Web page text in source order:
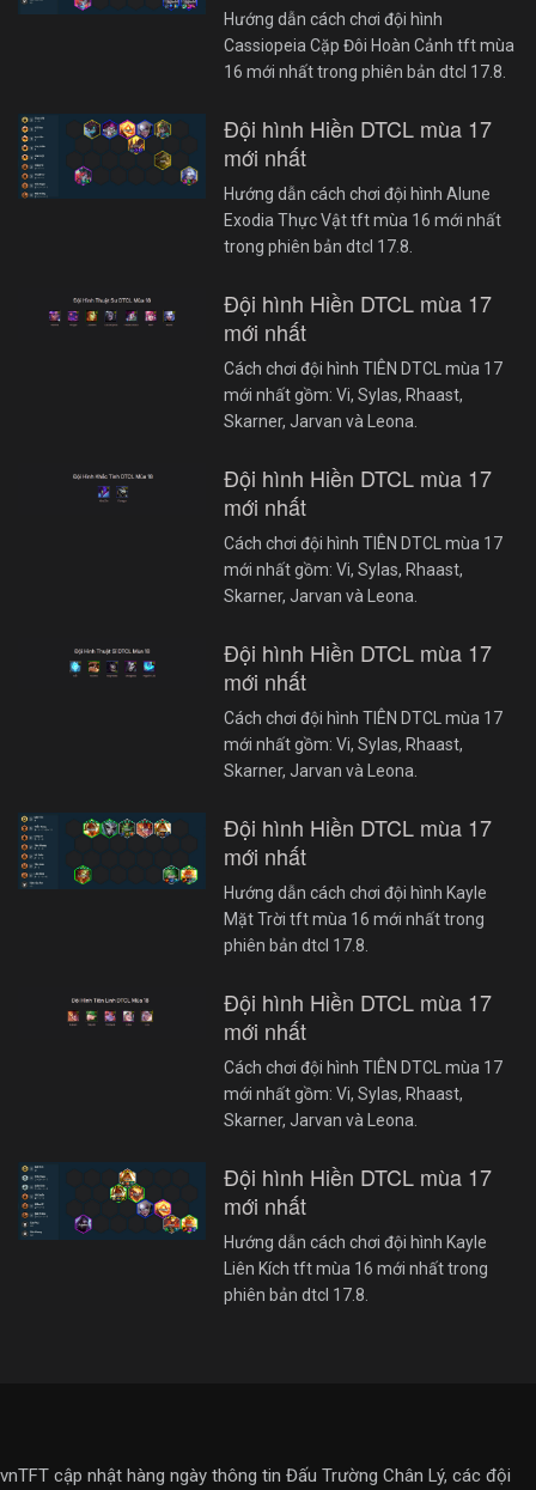
Hướng dẫn cách chơi đội hình
Cassiopeia Cặp Đôi Hoàn Cảnh tft mùa
16 mới nhất trong phiên bản dtcl 17.8.
Đội hình Hiền DTCL mùa 17
mới nhất
Hướng dẫn cách chơi đội hình Alune
Exodia Thực Vật tft mùa 16 mới nhất
trong phiên bản dtcl 17.8.
Đội hình Hiền DTCL mùa 17
mới nhất
Cách chơi đội hình TIÊN DTCL mùa 17
mới nhất gồm: Vi, Sylas, Rhaast,
Skarner, Jarvan và Leona.
Đội hình Hiền DTCL mùa 17
mới nhất
Cách chơi đội hình TIÊN DTCL mùa 17
mới nhất gồm: Vi, Sylas, Rhaast,
Skarner, Jarvan và Leona.
Đội hình Hiền DTCL mùa 17
mới nhất
Cách chơi đội hình TIÊN DTCL mùa 17
mới nhất gồm: Vi, Sylas, Rhaast,
Skarner, Jarvan và Leona.
Đội hình Hiền DTCL mùa 17
mới nhất
Hướng dẫn cách chơi đội hình Kayle
Mặt Trời tft mùa 16 mới nhất trong
phiên bản dtcl 17.8.
Đội hình Hiền DTCL mùa 17
mới nhất
Cách chơi đội hình TIÊN DTCL mùa 17
mới nhất gồm: Vi, Sylas, Rhaast,
Skarner, Jarvan và Leona.
Đội hình Hiền DTCL mùa 17
mới nhất
Hướng dẫn cách chơi đội hình Kayle
Liên Kích tft mùa 16 mới nhất trong
phiên bản dtcl 17.8.
vnTFT cập nhật hàng ngày thông tin Đấu Trường Chân Lý, các đội